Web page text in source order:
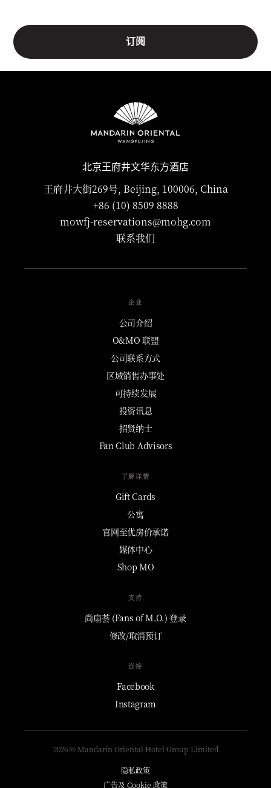
北京王府井文华东方酒店
王府井大街269号, Beijing, 100006, China
+86 (10) 8509 8888
mowfj-reservations@mohg.com
联系我们
企业
公司介绍
O&MO 联盟
公司联系方式
区域销售办事处
可持续发展
投资讯息
招贤纳士
Fan Club Advisors
了解详情
Gift Cards
公寓
官网至优房价承诺
媒体中心
Shop MO
支持
尚扇荟 (Fans of M.O.) 登录
修改/取消预订
连接
Facebook
Instagram
2026 © Mandarin Oriental Hotel Group Limited
隐私政策
广告及 Cookie 政策